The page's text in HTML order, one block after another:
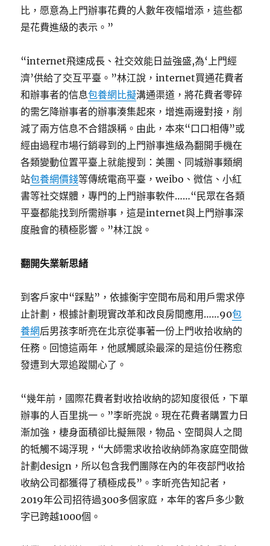
比，愿意為上門辦事花費的人數年夜幅增添，這些都
是花費進級的表示。”
“internet飛速成長、社交效能日益強盛,為‘上門經
濟’供給了交互平臺。”林江說，internet買通花費者
和辦事者的信息包養網比擬溝通渠道，將花費者零碎
的需乞降辦事者的辦事湊集起來，增進兩邊對接，削
減了兩方信息不合錯誤稱。由此，本來“口口相傳”或
經由過程市場行銷尋到的上門辦事進級為翻開手機在
各類變動位置平臺上就能搜到：美團、同城辦事類網
站包養網價錢等傳統電商平臺，weibo、微信、小紅
書等社交媒體，專門的上門辦事軟件……“民眾在各類
平臺都能找到所需辦事，這是internet與上門辦事深
度融會的積極影響。”林江說。
翻開失業新思緒
到客戶家中“踩點”，依據衡宇空間布局和用戶需求停
止計劃，根據計劃現實改革和改良房間應用……90包
養網后男孩李昕亮在北京從事著一份上門收拾收納的
任務。回憶這兩年，他感觸感染最深的是這份任務愈
發遭到大眾追蹤關心了。
“幾年前，國際花費者對收拾收納的認知度很低，下單
辦事的人百里挑一。”李昕亮說。現在花費者購置力日
漸加強，棲身面積卻比擬無限，物品、空間與人之間
的牴觸不竭浮現，“大師需求收拾收納師為家庭空間做
計劃design，所以包含我們團隊在內的年夜部門收拾
收納公司都獲得了積極成長”。李昕亮告知記者，
2019年公司招待過300多個家庭，本年的客戶多少數
字已跨越1000個。